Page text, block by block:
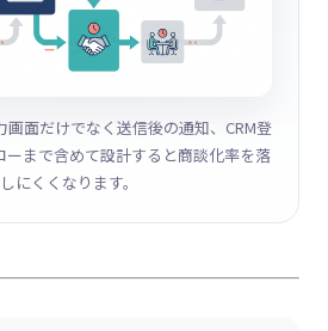
面だけでなく送信後の通知、CRM登
まで含めて設計すると商談化率を落
にくくなります。